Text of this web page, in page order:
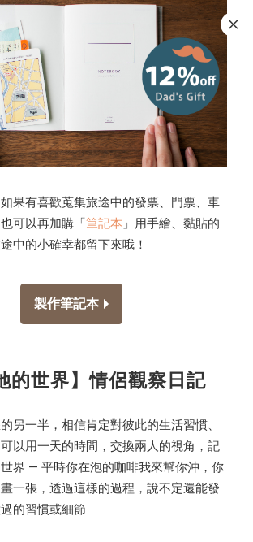
果有喜歡蒐集旅途中的發票、門票、車
可以再加購「筆記本 」用手繪、黏貼的
中的小確幸都留下來哦！
製作筆記本
的世界】情侶觀察日記
另一半，相信肯定對彼此的生活習慣、
以用一天的時間，交換兩人的視角，記
界 — 平時你在泡的咖啡我來幫你沖，你
一張，透過這樣的過程，說不定還能發
的習慣或細節